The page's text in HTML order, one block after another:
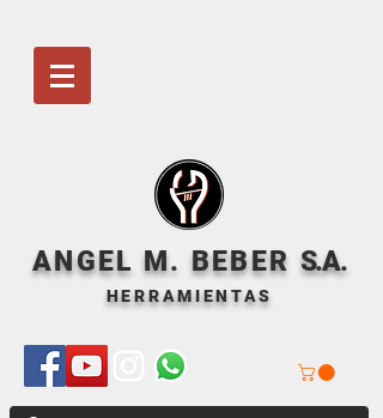
ANGEL M. BEBER S.A.
HERRAMIENTAS